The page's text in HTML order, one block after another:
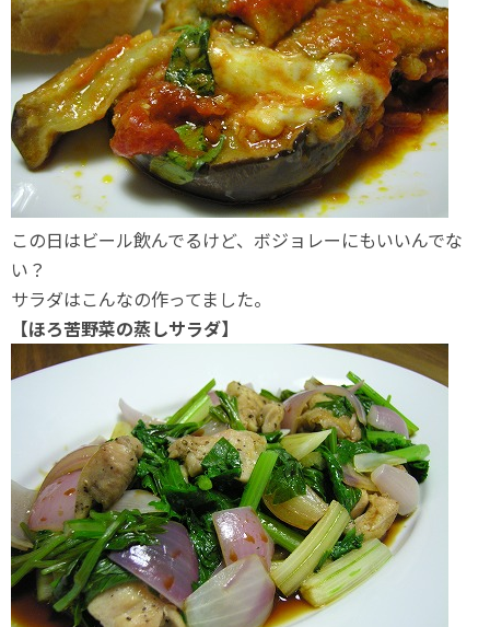
この日はビール飲んでるけど、ボジョレーにもいいんでな
い？
サラダはこんなの作ってました。
【ほろ苦野菜の蒸しサラダ】